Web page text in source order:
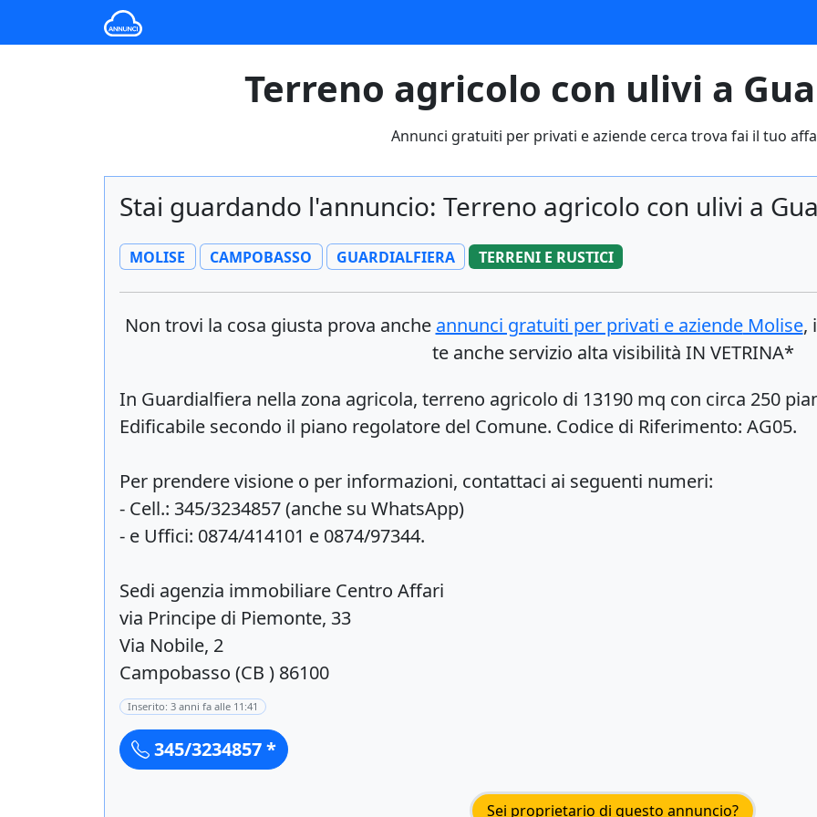
Terreno agricolo con ulivi a
Annunci gratuiti per privati e aziende cerca trova fai il tuo
Stai guardando l'annuncio: Terreno agricolo con ulivi a
MOLISE CAMPOBASSO GUARDIALFIERA TERRENI E RUSTICI
Non trovi la cosa giusta prova anche annunci gratuiti per privati e aziendeMolise,
te anche servizio alta visibilità IN VETRINA*
In Guardialfiera nella zona agricola, terreno agricolo di 13190 mq con circa 250
Edificabile secondo il piano regolatore del Comune. Codice di Riferimento: AG05.
Per prendere visione o per informazioni, contattaci ai seguenti numeri:
- Cell.: 345/3234857 (anche su WhatsApp)
- e Uffici: 0874/414101 e 0874/97344.
Sedi agenzia immobiliare Centro Affari
via Principe di Piemonte, 33
Via Nobile, 2
Campobasso (CB ) 86100
Inserito: 3 anni fa alle 11:41
345/3234857 *
Sei proprietario di questo annuncio?